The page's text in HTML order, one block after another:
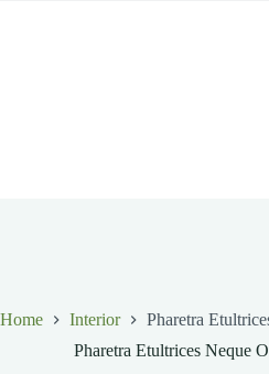
Home Interior
Pharetra
Pharetra Etultrices Neque